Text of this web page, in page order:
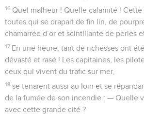
16 Quel malheur ! Quelle calamité !
toutes qui se drapait de fin lin, de
chamarrée d’or et scintillante de perles
17 En une heure, tant de richesses ont
dévasté et rasé ! Les capitaines, les
ceux qui vivent du trafic sur mer,
18 se tenaient aussi au loin et se
de la fumée de son incendie : — Quelle
avec cette grande cité ?